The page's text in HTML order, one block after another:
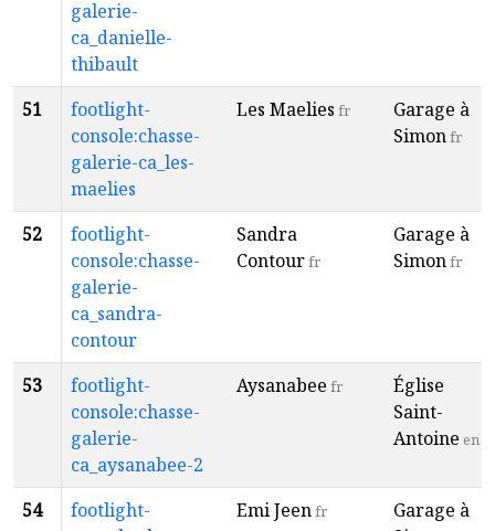
galerie-
ca_danielle-
thibault
51
footlight-
console:chasse-
galerie-ca_les-
maelies
Les Maelies fr
Garage à
Simonfr
52
footlight-
console:chasse-
galerie-
ca_sandra-
contour
Sandra
Contourfr
Garage à
Simonfr
53
footlight-
console:chasse-
galerie-
ca_aysanabee-2
Aysanabee fr
Église
Saint-
Antoine en
54
footlight-
Emi Jeenfr
Garage à